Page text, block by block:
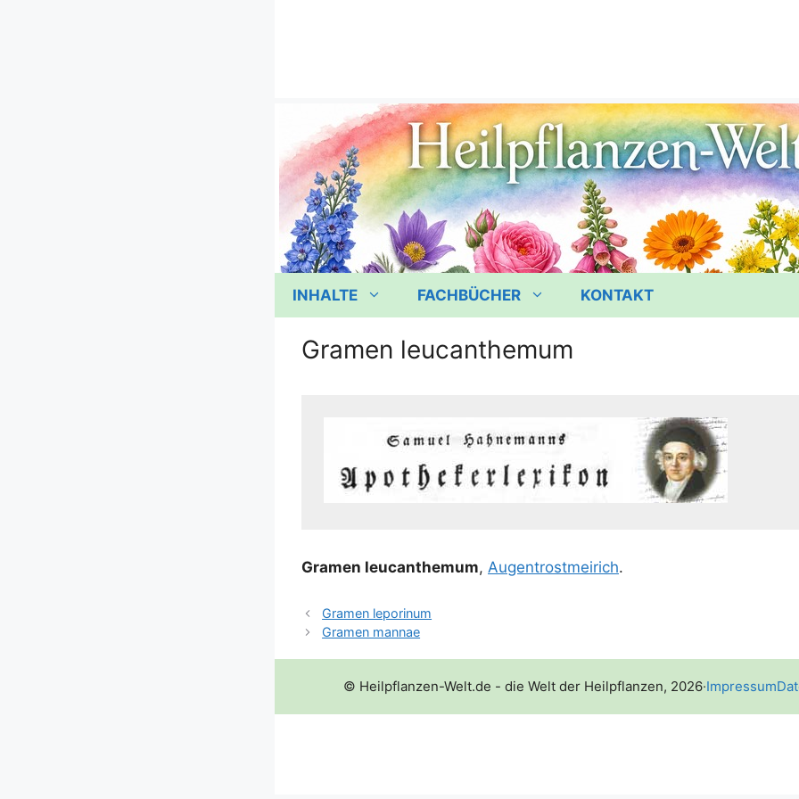
INHALTE FACHBÜCHER KONTAKT
Gramen leucanthemum
Gra­men leu­can­the­mum, Augen­trost­mei­rich.
Gramen leporinum
Gramen mannae
© Heilpflanzen-Welt.de - die Welt der Heilpflanzen, 2026·Impressum